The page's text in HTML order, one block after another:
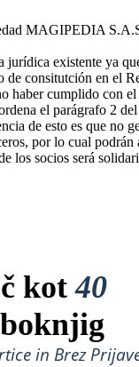
MAGIPEDIA
jurídica existente ya
de consitutción en el
haber cumplido con el
el parágrafo 2
de esto es que no
por lo cual podrán
los socios será
kot40
in Brez